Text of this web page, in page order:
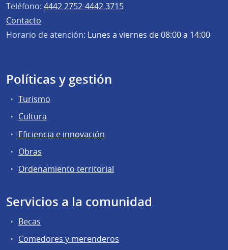
Teléfono: 4442 2752-4442 3715
Contacto
Horario de atención: Lunes a viernes de 08:00 a 14:00
Políticas y gestión
Turismo
Cultura
Eficiencia e innovación
Obras
Ordenamiento territorial
Servicios a la comunidad
Becas
Comedores y merenderos